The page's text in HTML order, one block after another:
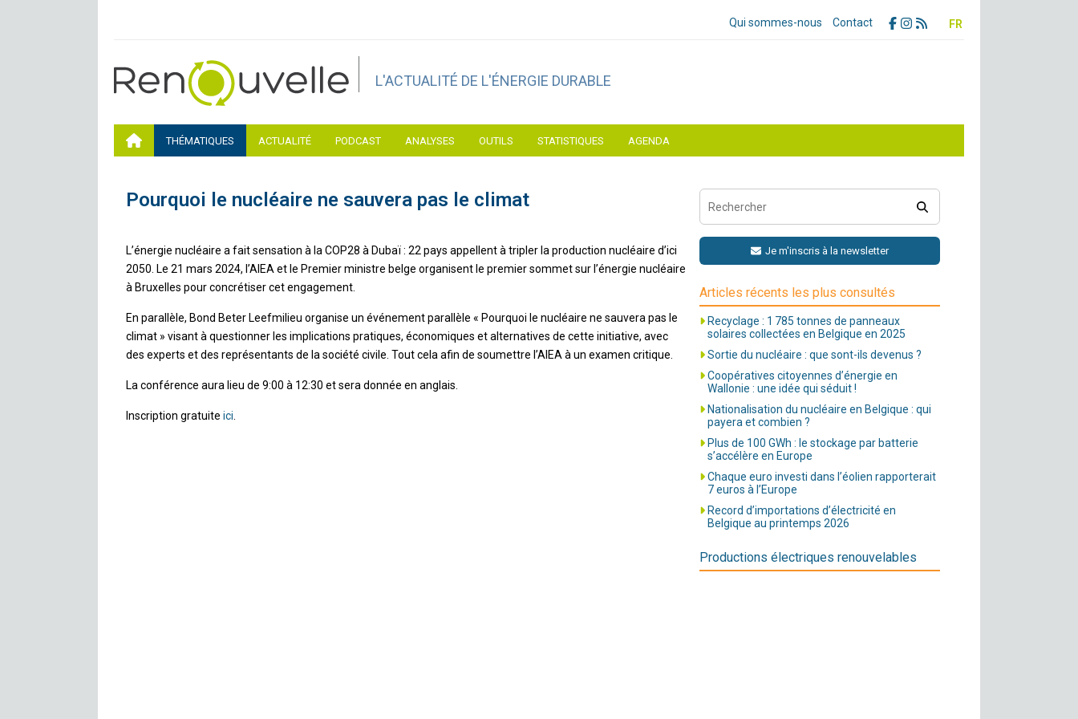
Qui sommes-nous Contact FR
L'ACTUALITÉ DE L'ÉNERGIE DURABLE
THÉMATIQUES ACTUALITÉ PODCAST ANALYSES OUTILS STATISTIQUES AGENDA
Pourquoi le nucléaire ne sauvera pas le climat
L’énergie nucléaire a fait sensation à la COP28 à Dubaï : 22 pays appellent à tripler la production nucléaire d’ici
2050. Le 21 mars 2024, l’AIEA et le Premier ministre belge organisent le premier sommet sur l’énergie nucléaire
à Bruxelles pour concrétiser cet engagement.
En parallèle, Bond Beter Leefmilieu organise un événement parallèle « Pourquoi le nucléaire ne sauvera pas le
climat » visant à questionner les implications pratiques, économiques et alternatives de cette initiative, avec
des experts et des représentants de la société civile. Tout cela afin de soumettre l’AIEA à un examen critique.
La conférence aura lieu de 9:00 à 12:30 et sera donnée en anglais.
Inscription gratuite ici.
Je m'inscris à la newsletter
Articles récents les plus consultés
Recyclage : 1 785 tonnes de panneaux
solaires collectées en Belgique en 2025
Sortie du nucléaire : que sont-ils devenus ?
Coopératives citoyennes d’énergie en
Wallonie : une idée qui séduit !
Nationalisation du nucléaire en Belgique : qui
payera et combien ?
Plus de 100 GWh : le stockage par batterie
s’accélère en Europe
Chaque euro investi dans l’éolien rapporterait
7 euros à l’Europe
Record d’importations d’électricité en
Belgique au printemps 2026
Productions électriques renouvelables